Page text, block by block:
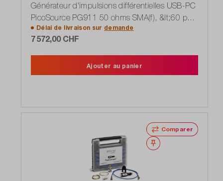
Générateur d'impulsions différentielles USB-PC
PicoSource PG911 50 ohms SMA(f), &lt;60 ps
impulsion, 2,5-6V variable
Délai de livraison sur demande
7 572,00 CHF
Ajouter au panier
Comparer
Noter